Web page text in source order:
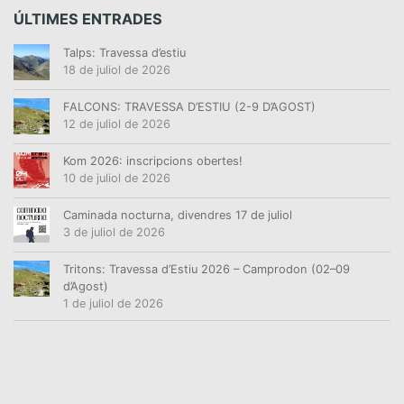
ÚLTIMES ENTRADES
Talps: Travessa d’estiu
18 de juliol de 2026
FALCONS: TRAVESSA D’ESTIU (2-9 D’AGOST)
12 de juliol de 2026
Kom 2026: inscripcions obertes!
10 de juliol de 2026
Caminada nocturna, divendres 17 de juliol
3 de juliol de 2026
Tritons: Travessa d’Estiu 2026 – Camprodon (02–09
d’Agost)
1 de juliol de 2026